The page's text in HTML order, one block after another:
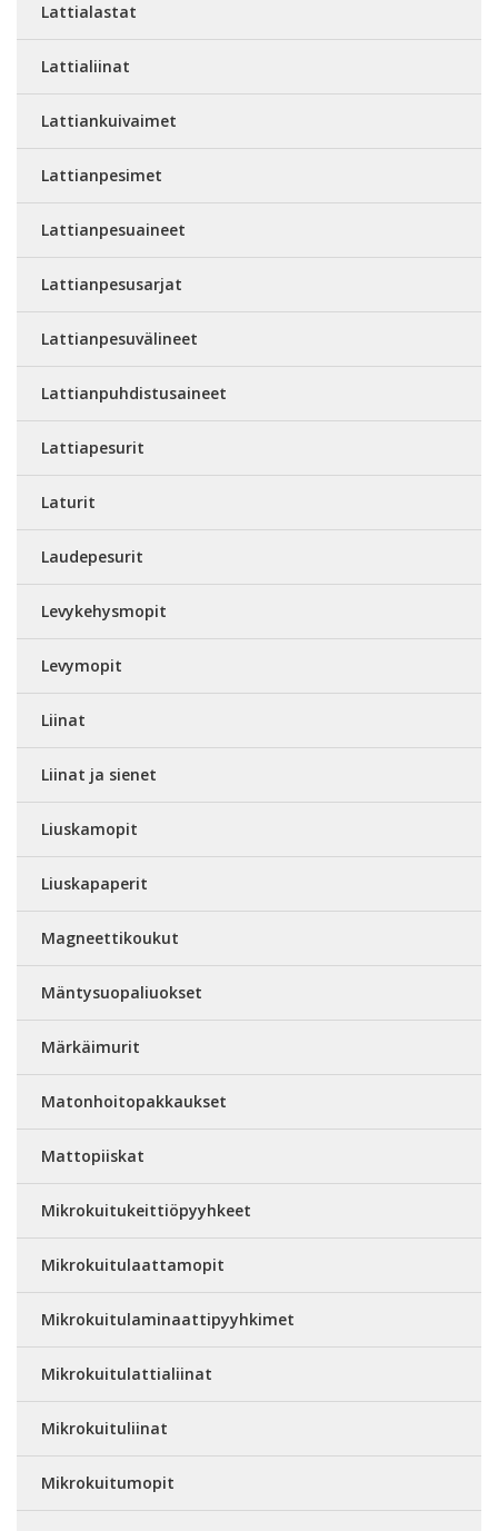
Lattialastat
Lattialiinat
Lattiankuivaimet
Lattianpesimet
Lattianpesuaineet
Lattianpesusarjat
Lattianpesuvälineet
Lattianpuhdistusaineet
Lattiapesurit
Laturit
Laudepesurit
Levykehysmopit
Levymopit
Liinat
Liinat ja sienet
Liuskamopit
Liuskapaperit
Magneettikoukut
Mäntysuopaliuokset
Märkäimurit
Matonhoitopakkaukset
Mattopiiskat
Mikrokuitukeittiöpyyhkeet
Mikrokuitulaattamopit
Mikrokuitulaminaattipyyhkimet
Mikrokuitulattialiinat
Mikrokuituliinat
Mikrokuitumopit